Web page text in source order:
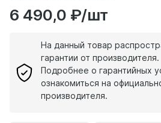
6 490,0 ₽/шт
На данный товар
гарантии от производителя.
Подробнее о гарантийных
ознакомиться на
производителя.